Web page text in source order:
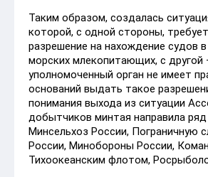
Таким образом, создалась
которой, с одной стороны,
разрешение на нахождение судов
морских млекопитающих, с другой
уполномоченный орган не имеет
оснований выдать такое
понимания выхода из ситуации
добытчиков минтая направила
Минсельхоз России, Пограничную
России, Минобороны России,
Тихоокеанским флотом,